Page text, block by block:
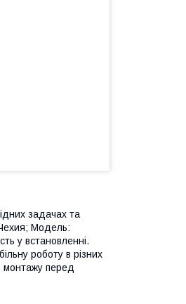
задачах та
Мoдель:
у встановленні.
роботу в різних
монтажу перед